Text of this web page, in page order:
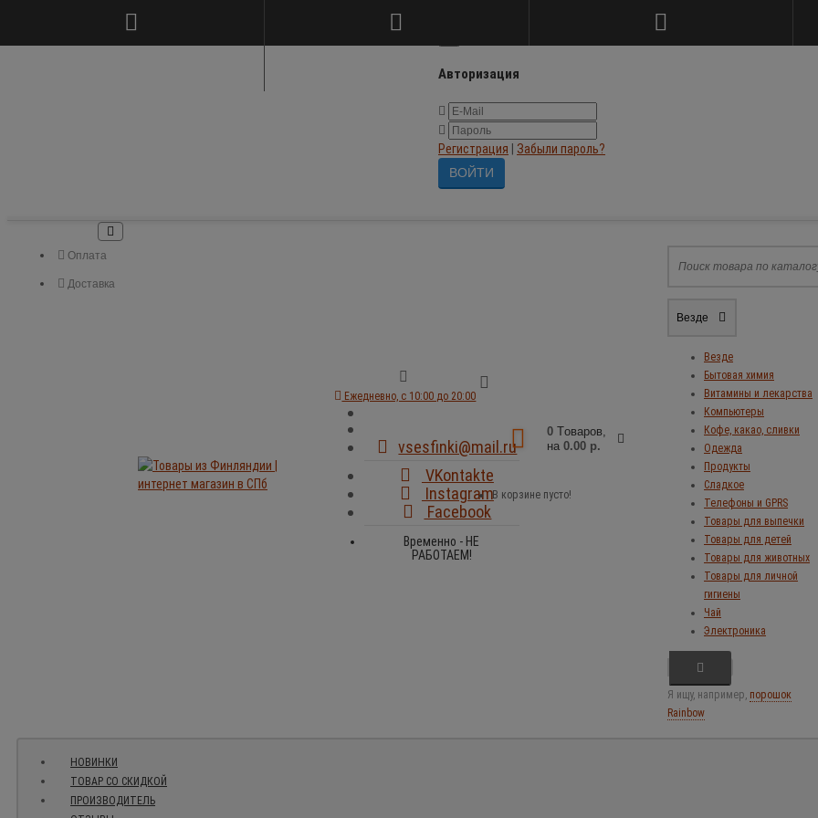
Авторизация
Регистрация Забыли пароль?
Оплата
Доставка
Ежедневно, с 10:00 до 20:00
vsesfinki@mail.ru
VKontakte
Instagram
Facebook
Временно - НЕ
РАБОТАЕМ!
0 Tоваров,
на 0.00 р.
В корзине пусто!
Везде
Везде
Бытовая химия
Витамины и лекарства
Компьютеры
Кофе, какао, сливки
Одежда
Продукты
Сладкое
Телефоны и GPRS
Товары для выпечки
Товары для детей
Товары для животных
Товары для личной
гигиены
Чай
Электроника
Я ищу, например, порошок
Rainbow
НОВИНКИ
ТОВАР СО СКИДКОЙ
ПРОИЗВОДИТЕЛЬ